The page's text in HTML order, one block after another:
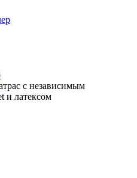
с независимым
и латексом